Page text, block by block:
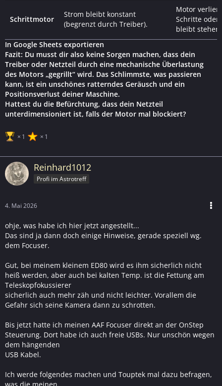
Schrittmotor
Strom bleibt konstant
(begrenzt durch Treiber).
Motor verliert
Schritte oder
bleibt stehen.
In Google Sheets exportieren
Fazit: Du musst dir also keine Sorgen machen, dass dein
Treiber oder Netzteil durch eine mechanische Überlastung
des Motors „gegrillt“ wird. Das Schlimmste, was passieren
kann, ist ein unschönes ratterndes Geräusch und ein
Positionsverlust deiner Maschine.
Hattest du die Befürchtung, dass dein Netzteil
unterdimensioniert ist, falls der Motor mal blockiert?
1 1
Reinhard1012
Profi im Astrotreff
4. Mai 2026
ohje, was habe ich hier jetzt angestellt...
Das sind ja dann doch einige Hinweise, gerade speziell wg.
dem Focuser.
Gut, bei meinem kleinem ED80 wird es ihm sicherlich nicht
heiß werden, aber auch bei kalten Temp. ist die Fettung am
Teleskopfokussierer
sicherlich auch mehr zäh und nicht leichter. Vorallem die
Gefahr sich seine Kamera dann zu schrotten.
Bis jetzt hatte ich meinen AAF Focuser direkt an der OnStep
Steuerung. Dort habe ich auch freie USBs. Nur unschön wegen
dem hängenden
USB Kabel.
Ich werde folgendes machen und Touptek mal dazu befragen,